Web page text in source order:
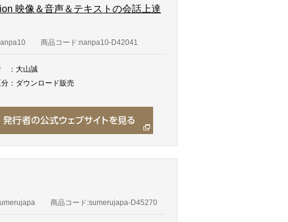
映像＆音声＆テキストの会話上達
商品コード:nanpa10-D42041
： 大山誠
： ダウンロード販売
商品コード:sumerujapa-D45270